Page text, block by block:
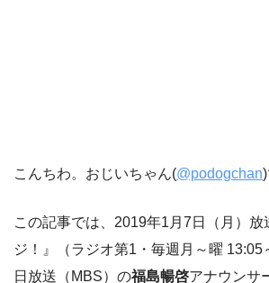
こんちわ。おじいちゃん(@podogchan)
この記事では、2019年1月7日（月）放
ジ！』（ラジオ第1・毎週月～曜 13:05
日放送（MBS）の福島暢啓アナウンサ